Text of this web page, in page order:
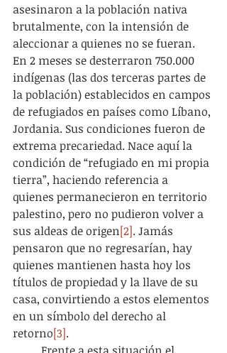
asesinaron a la población nativa
brutalmente, con la intensión de
aleccionar a quienes no se fueran.
En 2 meses se desterraron 750.000
indígenas (las dos terceras partes de
la población) establecidos en campos
de refugiados en países como Líbano,
Jordania. Sus condiciones fueron de
extrema precariedad. Nace aquí la
condición de “refugiado en mi propia
tierra”, haciendo referencia a
quienes permanecieron en territorio
palestino, pero no pudieron volver a
sus aldeas de origen[2]. Jamás
pensaron que no regresarían, hay
quienes mantienen hasta hoy los
títulos de propiedad y la llave de su
casa, convirtiendo a estos elementos
en un símbolo del derecho al
retorno[3].